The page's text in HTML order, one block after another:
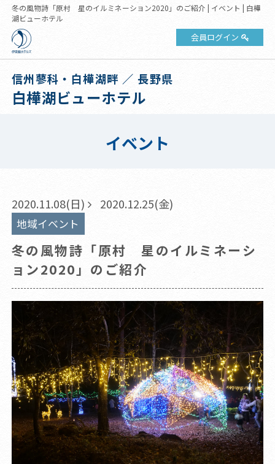
冬の風物詩「原村 星のイルミネーション2020」のご紹介 | イベント | 白樺
湖ビューホテル
会員ログイン
信州蓼科・白樺湖畔 ／ 長野県
白樺湖ビューホテル
イベント
2020.11.08(日) 2020.12.25(金)
地域イベント
冬の風物詩「原村 星のイルミネーシ
ョン2020」のご紹介